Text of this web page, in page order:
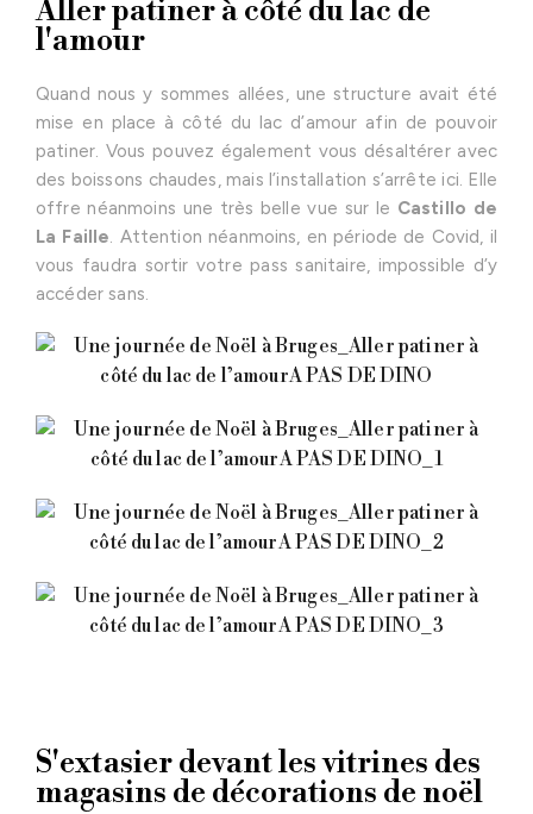
Aller patiner à côté du lac de
l'amour
Quand nous y sommes allées, une structure avait été
mise en place à côté du lac d’amour afin de pouvoir
patiner. Vous pouvez également vous désaltérer avec
des boissons chaudes, mais l’installation s’arrête ici. Elle
offre néanmoins une très belle vue sur le Castillo de
La Faille. Attention néanmoins, en période de Covid, il
vous faudra sortir votre pass sanitaire, impossible d’y
accéder sans.
S'extasier devant les vitrines des
magasins de décorations de noël